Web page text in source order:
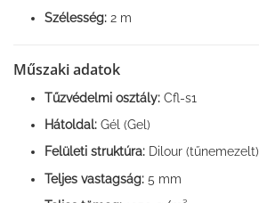
Szélesség:2 m
Műszaki adatok
Tűzvédelmi osztály:Cfl-s1
Hátoldal:Gél (Gel)
Felületi struktúra:Dilour (tűnemezelt)
Teljes vastagság:5 mm